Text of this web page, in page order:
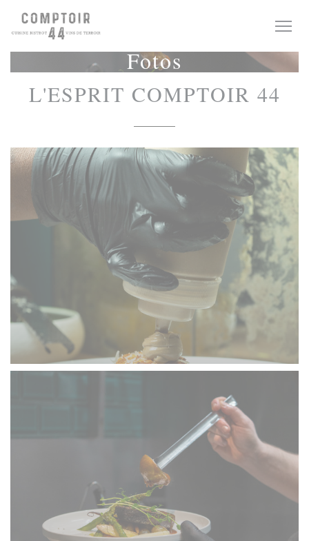
Painel de Gerenciamento de Cookies
Fotos
L'ESPRIT COMPTOIR 44